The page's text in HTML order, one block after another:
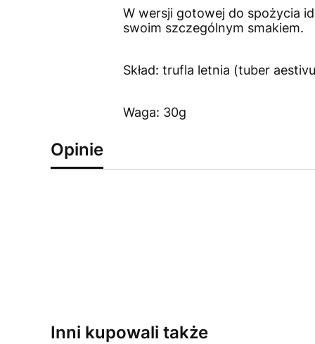
W wersji gotowej do spożycia
swoim szczególnym smakiem.
Skład: trufla letnia (tuber
Waga: 30g
Opinie
Inni kupowali także